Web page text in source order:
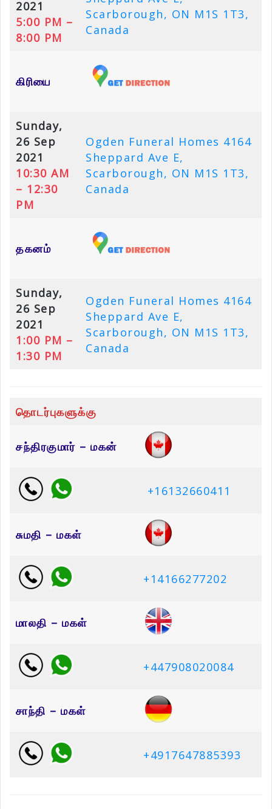
2021
5:00 PM –
8:00 PM
Scarborough, ON M1S 1T3,
Canada
கிரியை
Sunday,
26 Sep
2021
10:30 AM
– 12:30
PM
Ogden Funeral Homes 4164
Sheppard Ave E,
Scarborough, ON M1S 1T3,
Canada
தகனம்
Sunday,
26 Sep
2021
1:00 PM –
1:30 PM
Ogden Funeral Homes 4164
Sheppard Ave E,
Scarborough, ON M1S 1T3,
Canada
தொடர்புகளுக்கு
சந்திரகுமார் – மகன்
+16132660411
சுமதி – மகள்
+14166277202
மாலதி – மகள்
+447908020084
சாந்தி – மகள்
+4917647885393